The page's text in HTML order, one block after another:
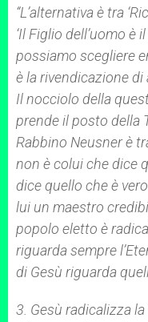
“L’alternativa è tra
‘Il Figlio dell’uomo è
possiamo scegliere
è la rivendicazione di
Il nocciolo della
prende il posto della
Rabbino Neusner è
non è colui che dice
dice quello che è
lui un maestro
popolo eletto è
riguarda sempre
di Gesù riguarda
3. Gesù radicalizza la